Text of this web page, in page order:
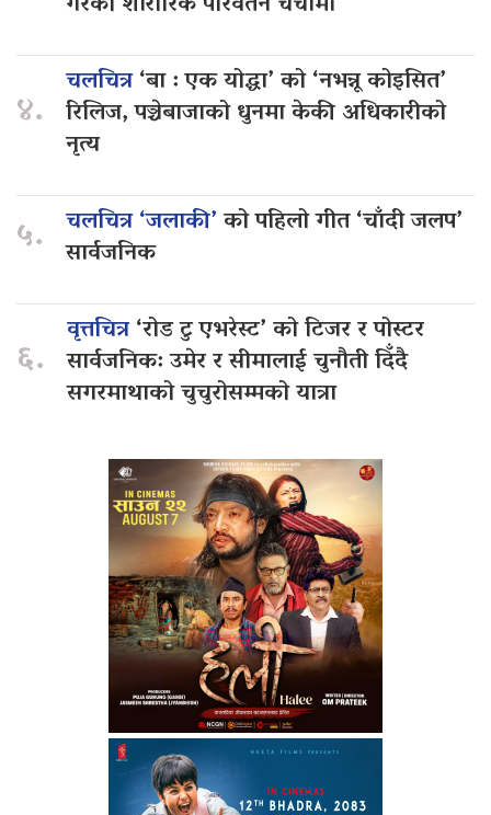
४.
चलचित्र‘बा : एक योद्धा’ को ‘नभन्नू कोइसित’
रिलिज, पञ्चेबाजाको धुनमा केकी अधिकारीको
नृत्य
५. चलचित्र ‘जलाकी’को पहिलो गीत ‘चाँदी जलप’
सार्वजनिक
६.
वृत्तचित्र‘रोड टु एभरेस्ट’ को टिजर र पोस्टर
सार्वजनिक: उमेर र सीमालाई चुनौती दिँदै
सगरमाथाको चुचुरोसम्मको यात्रा